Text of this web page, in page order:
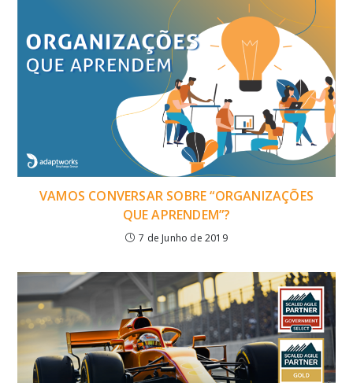
VAMOS CONVERSAR SOBRE “ORGANIZAÇÕES
QUE APRENDEM”?
7 de Junho de 2019